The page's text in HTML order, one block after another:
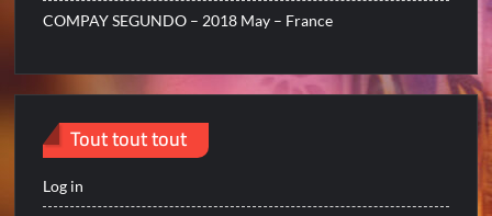
COMPAY SEGUNDO – 2018 May – France
Tout tout tout
Log in